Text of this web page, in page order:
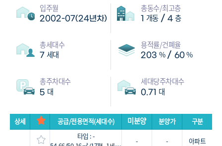
입주월
2002-07(24년차)
총동수/최고층
1 개동 / 4 층
총세대수
7 세대
용적률/건폐율
203 % / 60%
총주차대수
5 대
세대당주차대수
0.71 대
상세 공급/전용면적(세대수) 미분양 분양가
구분
타입 : -
- -
아파트